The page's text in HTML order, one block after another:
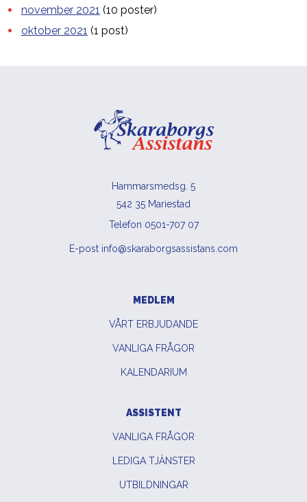
november 2021 (10 poster)
oktober 2021 (1 post)
Hammarsmedsg. 5
542 35 Mariestad
Telefon 0501-707 07
E-post info@skaraborgsassistans.com
MEDLEM
VÅRT ERBJUDANDE
VANLIGA FRÅGOR
KALENDARIUM
ASSISTENT
VANLIGA FRÅGOR
LEDIGA TJÄNSTER
UTBILDNINGAR